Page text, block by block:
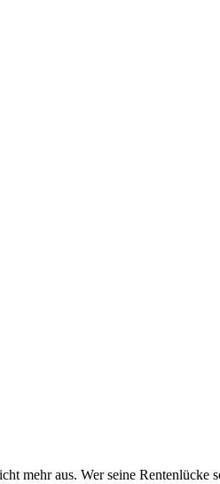
mehr aus. Wer seine Rentenlücke